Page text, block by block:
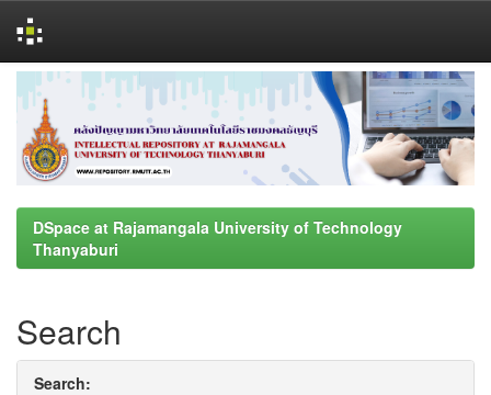
navigation
DSpace at Rajamangala University of Technology
Thanyaburi
Search
Search: